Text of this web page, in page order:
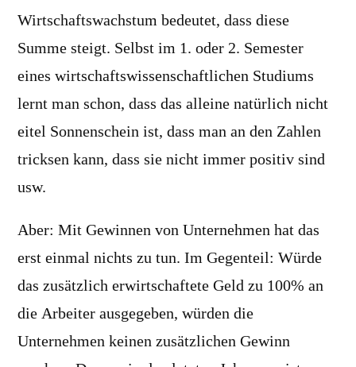
Wirtschaftswachstum bedeutet, dass diese
Summe steigt. Selbst im 1. oder 2. Semester
eines wirtschaftswissenschaftlichen Studiums
lernt man schon, dass das alleine natürlich nicht
eitel Sonnenschein ist, dass man an den Zahlen
tricksen kann, dass sie nicht immer positiv sind
usw.
Aber: Mit Gewinnen von Unternehmen hat das
erst einmal nichts zu tun. Im Gegenteil: Würde
das zusätzlich erwirtschaftete Geld zu 100% an
die Arbeiter ausgegeben, würden die
Unternehmen keinen zusätzlichen Gewinn